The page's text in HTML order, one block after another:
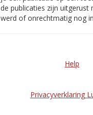
de publicaties zijn
werd of onrechtmatig nog
Help
Privacyverklaring